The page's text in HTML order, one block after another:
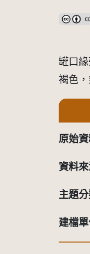
罐口
褐色，
原始
資料
主題
建檔